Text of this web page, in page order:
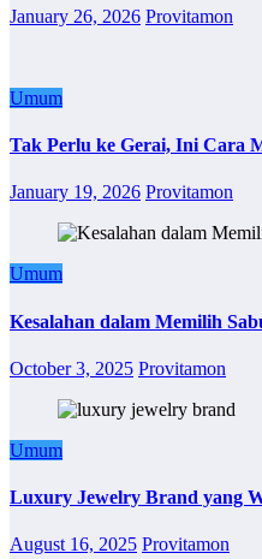
January 26, 2026 Provitamon
Umum
Tak Perlu ke Gerai, Ini Cara
January 19, 2026 Provitamon
Umum
Kesalahan dalam Memilih
October 3, 2025 Provitamon
Umum
Luxury Jewelry Brand yang
August 16, 2025 Provitamon